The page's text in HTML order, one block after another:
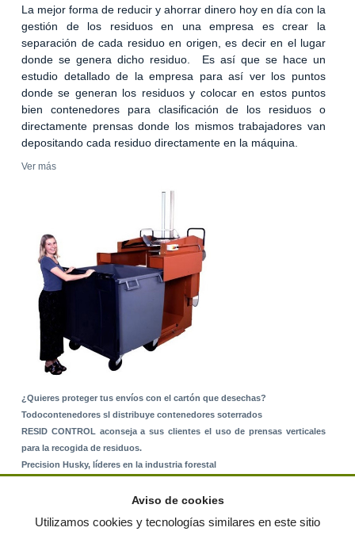
La mejor forma de reducir y ahorrar dinero hoy en día con la
gestión de los residuos en una empresa es crear la
separación de cada residuo en origen, es decir en el lugar
donde se genera dicho residuo. Es así que se hace un
estudio detallado de la empresa para así ver los puntos
donde se generan los residuos y colocar en estos puntos
bien contenedores para clasificación de los residuos o
directamente prensas donde los mismos trabajadores van
depositando cada residuo directamente en la máquina.
Ver más
¿Quieres proteger tus envíos con el cartón que desechas?
Todocontenedores sl distribuye contenedores soterrados
RESID CONTROL aconseja a sus clientes el uso de prensas verticales
para la recogida de residuos.
Precision Husky, líderes en la industria forestal
Aviso de cookies
Utilizamos cookies y tecnologías similares en este sitio